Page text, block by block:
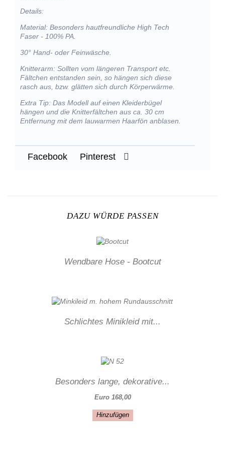
Details:
Material: Besonders hautfreundliche High Tech
Faser - 100% PA.
30° Hand- oder Feinwäsche.
Knitterarm: Sollten vom längeren Transport etc.
Fältchen entstanden sein, so hängen sich diese
rasch aus, bzw. glätten sich durch Körperwärme.
Extra Tip: Das Modell auf einen Kleiderbügel
hängen und die Knitterfältchen aus ca. 30 cm
Entfernung mit dem lauwarmen Haarfön anblasen.
Facebook Pinterest
DAZU WÜRDE PASSEN
Wendbare Hose - Bootcut
Schlichtes Minikleid mit...
Besonders lange, dekorative...
Euro 168,00
Hinzufügen